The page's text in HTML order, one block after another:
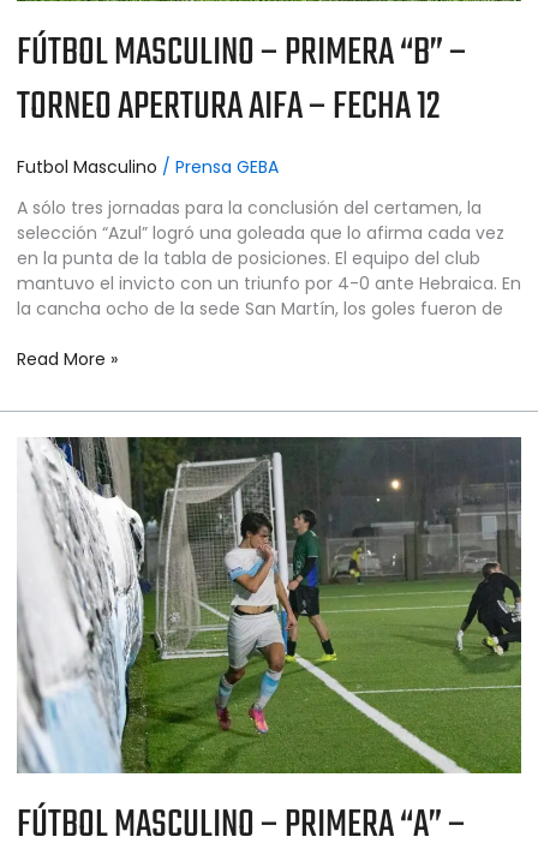
FÚTBOL MASCULINO – PRIMERA “B” –
TORNEO APERTURA AIFA – FECHA 12
Futbol Masculino / Prensa GEBA
A sólo tres jornadas para la conclusión del certamen, la
selección “Azul” logró una goleada que lo afirma cada vez
en la punta de la tabla de posiciones. El equipo del club
mantuvo el invicto con un triunfo por 4-0 ante Hebraica. En
la cancha ocho de la sede San Martín, los goles fueron de
Read More »
FÚTBOL MASCULINO – PRIMERA “A” –
FÚTBOL
MASCULINO
PRIMERA
–
TORNEO
APERTURA
AIFA
–
FECHA
12